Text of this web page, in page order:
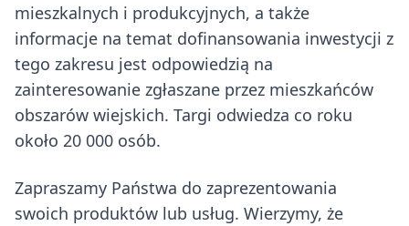
mieszkalnych i produkcyjnych, a także
informacje na temat dofinansowania inwestycji z
tego zakresu jest odpowiedzią na
zainteresowanie zgłaszane przez mieszkańców
obszarów wiejskich. Targi odwiedza co roku
około 20 000 osób.
Zapraszamy Państwa do zaprezentowania
swoich produktów lub usług. Wierzymy, że